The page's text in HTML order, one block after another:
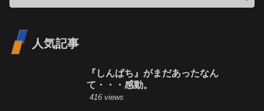
人気記事
『しんぱち』がまだあったなん
て・・・感動。
416 views